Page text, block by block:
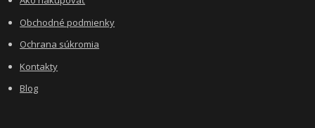
Obchodné podmienky
Ochrana súkromia
Kontakty
Blog